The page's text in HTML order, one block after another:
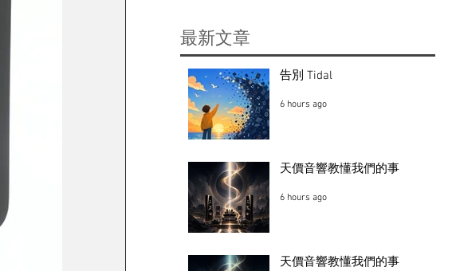
​最新文章
告別 Tidal
6 hours ago
天價音響教懂我們的事
6 hours ago
天價音響教懂我們的事